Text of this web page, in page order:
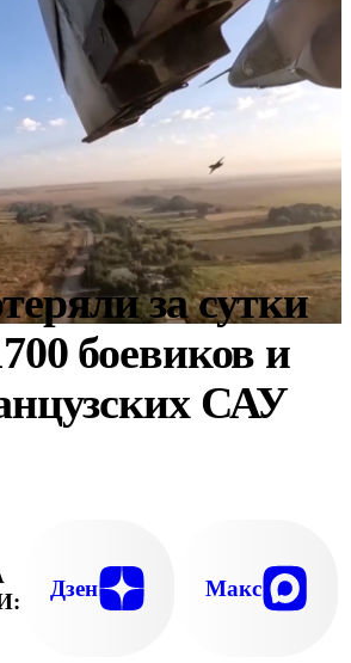
за сутки
боевиков и
САУ
Дзен Макс